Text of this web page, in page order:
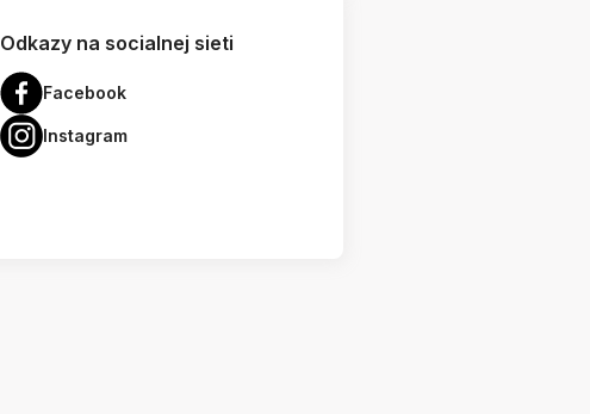
Odkazy na socialnej sieti
Facebook
Instagram